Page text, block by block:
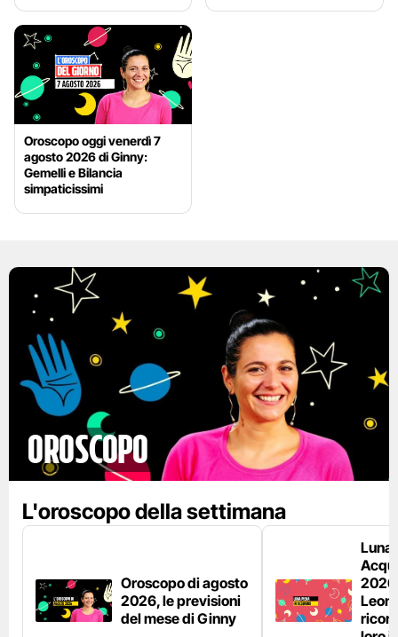
Oroscopo oggi venerdì 7
agosto 2026 di Ginny:
Gemelli e Bilancia
simpaticissimi
Oroscopo
L'oroscopo della settimana
Oroscopo di agosto
2026, le previsioni
del mese di Ginny
Luna